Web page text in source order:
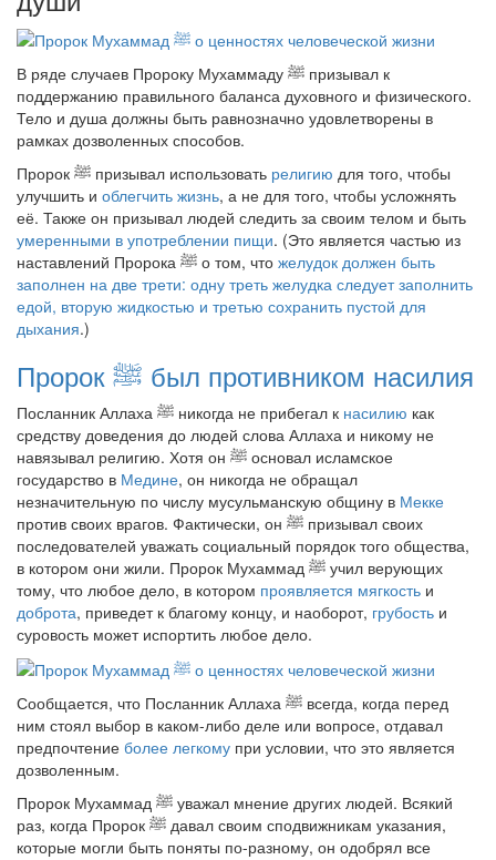
В ряде случаев Пророку Мухаммаду ﷺ призывал к
поддержанию правильного баланса духовного и физического.
Тело и душа должны быть равнозначно удовлетворены в
рамках дозволенных способов.
Пророк ﷺ призывал использовать религию для того, чтобы
улучшить и облегчить жизнь, а не для того, чтобы усложнять
её. Также он призывал людей следить за своим телом и быть
умеренными в употреблении пищи. (Это является частью из
наставлений Пророка ﷺ о том, что желудок должен быть
заполнен на две трети: одну треть желудка следует заполнить
едой, вторую жидкостью и третью сохранить пустой для
дыхания.)
Пророк ﷺ был противником насилия
Посланник Аллаха ﷺ никогда не прибегал к насилию как
средству доведения до людей слова Аллаха и никому не
навязывал религию. Хотя он ﷺ основал исламское
государство в Медине, он никогда не обращал
незначительную по числу мусульманскую общину в Мекке
против своих врагов. Фактически, он ﷺ призывал своих
последователей уважать социальный порядок того общества,
в котором они жили. Пророк Мухаммад ﷺ учил верующих
тому, что любое дело, в котором проявляется мягкость и
доброта, приведет к благому концу, и наоборот, грубость и
суровость может испортить любое дело.
Сообщается, что Посланник Аллаха ﷺ всегда, когда перед
ним стоял выбор в каком-либо деле или вопросе, отдавал
предпочтение более легкому при условии, что это является
дозволенным.
Пророк Мухаммад ﷺ уважал мнение других людей. Всякий
раз, когда Пророк ﷺ давал своим сподвижникам указания,
которые могли быть поняты по-разному, он одобрял все